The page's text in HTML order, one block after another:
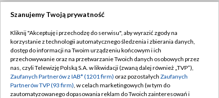
TVP
Abonament TVP
Emisja w TVP
Centrum informacji TVP
Regulamin TVP
Polityka prywatności
Moje zgody
Szanujemy Twoją prywatność
Kliknij "Akceptuję i przechodzę do serwisu", aby wyrazić zgody na
korzystanie z technologii automatycznego śledzenia i zbierania danych,
dostęp do informacji na Twoim urządzeniu końcowym i ich
przechowywanie oraz na przetwarzanie Twoich danych osobowych przez
nas, czyli Telewizję Polską S.A. w likwidacji (zwaną dalej również „TVP”),
Zaufanych Partnerów z IAB* (1201 firm) oraz pozostałych Zaufanych
Partnerów TVP (93 firm), w celach marketingowych (w tym do
zautomatyzowanego dopasowania reklam do Twoich zainteresowań i